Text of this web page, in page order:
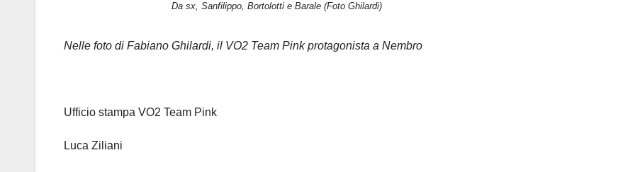
Da sx, Sanfilippo, Bortolotti e Barale (Foto Ghilardi)
Nelle foto di Fabiano Ghilardi, il VO2 Team Pink protagonista a Nembro
Ufficio stampa VO2 Team Pink
Luca Ziliani